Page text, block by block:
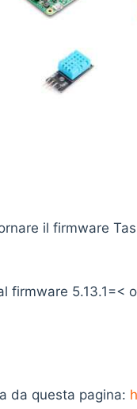
il firmware
firmware 5.13.1=<
da questa pagina: